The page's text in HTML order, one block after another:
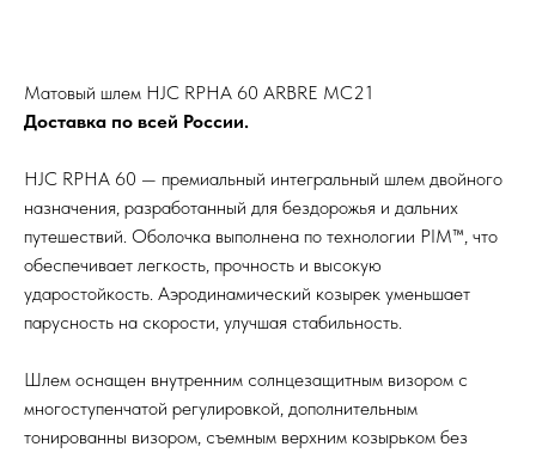
Матовый шлем HJC RPHA 60 ARBRE MC21
Доставка по всей России.
HJC RPHA 60 — премиальный интегральный шлем двойного
назначения, разработанный для бездорожья и дальних
путешествий. Оболочка выполнена по технологии PIM™, что
обеспечивает легкость, прочность и высокую
ударостойкость. Аэродинамический козырек уменьшает
парусность на скорости, улучшая стабильность.
Шлем оснащен внутренним солнцезащитным визором с
многоступенчатой регулировкой, дополнительным
тонированны визором, съемным верхним козырьком без